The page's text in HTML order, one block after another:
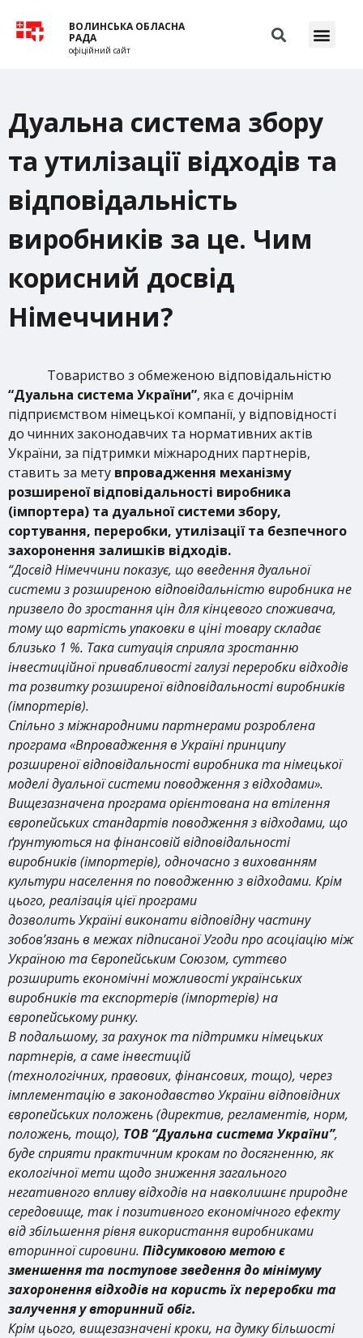
ВОЛИНСЬКА ОБЛАСНА
РАДА
офіційний сайт
Дуальна система збору
та утилізації відходів та
відповідальність
виробників за це. Чим
корисний досвід
Німеччини?
Товариство з обмеженою відповідальністю
“Дуальна система України”, яка є дочірнім
підприємством німецької компанії, у відповідності
до чинних законодавчих та нормативних актів
України, за підтримки міжнародних партнерів,
ставить за мету впровадження механізму
розширеної відповідальності виробника
(імпортера) та дуальної системи збору,
сортування, переробки, утилізації та безпечного
захоронення залишків відходів.
“Досвід Німеччини показує, що введення дуальної
системи з розширеною відповідальністю виробника не
призвело до зростання цін для кінцевого споживача,
тому що вартість упаковки в ціні товару складає
близько 1 %. Така ситуація сприяла зростанню
інвестиційної привабливості галузі переробки відходів
та розвитку розширеної відповідальності виробників
(імпортерів).
Спільно з міжнародними партнерами розроблена
програма «Впровадження в Україні принципу
розширеної відповідальності виробника та німецької
моделі дуальної системи поводження з відходами».
Вищезазначена програма орієнтована на втілення
європейських стандартів поводження з відходами, що
ґрунтуються на фінансовій відповідальності
виробників (імпортерів), одночасно з вихованням
культури населення по поводженню з відходами. Крім
цього, реалізація цієї програми
дозволить Україні виконати відповідну частину
зобов’язань в межах підписаної Угоди про асоціацію між
Україною та Європейським Союзом, суттєво
розширить економічні можливості українських
виробників та експортерів (імпортерів) на
європейському ринку.
В подальшому, за рахунок та підтримки німецьких
партнерів, а саме інвестицій
(технологічних, правових, фінансових, тощо), через
імплементацію в законодавство України відповідних
європейських положень (директив, регламентів, норм,
положень, тощо), ТОВ “Дуальна система України”,
буде сприяти практичним крокам по досягненню, як
екологічної мети щодо зниження загального
негативного впливу відходів на навколишнє природне
середовище, так і позитивного економічного ефекту
від збільшення рівня використання виробниками
вторинної сировини. Підсумковою метою є
зменшення та поступове зведення до мінімуму
захоронення відходів на користь їх переробки та
залучення у вторинний обіг.
Крім цього, вищезазначені кроки, на думку більшості